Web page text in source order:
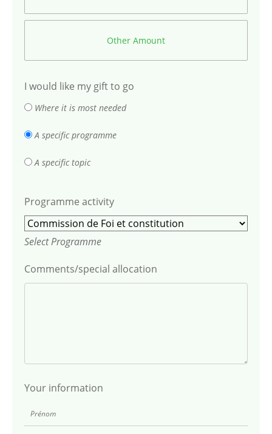
Other Amount
I would like my gift to go
Where it is most needed
A specific programme
A specific topic
Programme activity
Select Programme
Comments/special allocation
Your information